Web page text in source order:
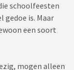
schoolfeesten
gedoe is. Maar
een soort
mogen alleen